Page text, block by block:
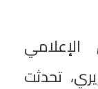
تحدثت